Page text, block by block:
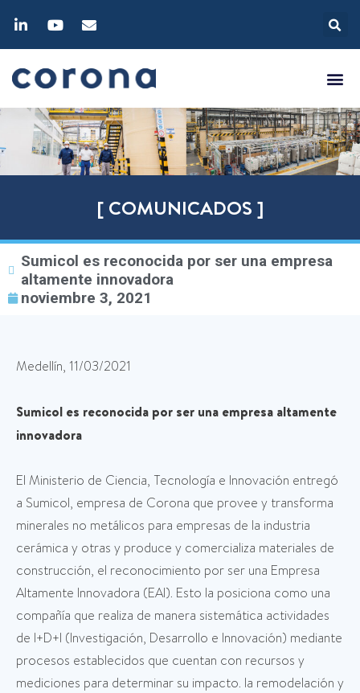
[ COMUNICADOS ]
Sumicol es reconocida por ser una empresa
altamente innovadora
noviembre 3, 2021
Medellín, 11/03/2021
Sumicol es reconocida por ser una empresa altamente
innovadora
El Ministerio de Ciencia, Tecnología e Innovación entregó
a Sumicol, empresa de Corona que provee y transforma
minerales no metálicos para empresas de la industria
cerámica y otras y produce y comercializa materiales de
construcción, el reconocimiento por ser una Empresa
Altamente Innovadora (EAI). Esto la posiciona como una
compañía que realiza de manera sistemática actividades
de I+D+I (Investigación, Desarrollo e Innovación) mediante
procesos establecidos que cuentan con recursos y
mediciones para determinar su impacto. la remodelación y